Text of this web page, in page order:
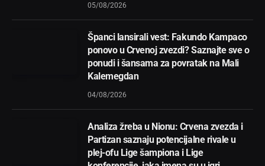
05/08/2026
Španci lansirali vest: Fakundo Kampaco
ponovo u Crvenoj zvezdi? Saznajte sve o
ponudi i šansama za povratak na Mali
Kalemegdan
04/08/2026
Analiza žreba u Nionu: Crvena zvezda i
Partizan saznaju potencijalne rivale u
plej-ofu Lige šampiona i Lige